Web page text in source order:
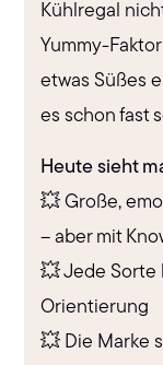
Kühlregal
Yummy-
etwas Süßes
es schon fast
Heute sieht
💥 Große,
– aber mit
💥 Jede Sorte
Orientierung
💥 Die Marke